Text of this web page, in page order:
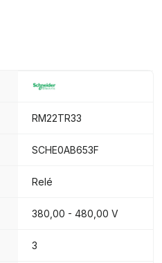
RM22TR33
SCHE0AB653F
Relé
380,00 - 480,00 V
3